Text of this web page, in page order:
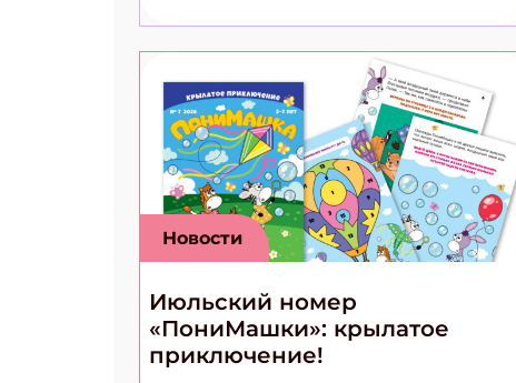
Новости
Июльский номер
«ПониМашки»: крылатое
приключение!